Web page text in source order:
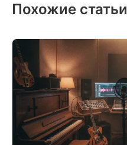
Похожие статьи